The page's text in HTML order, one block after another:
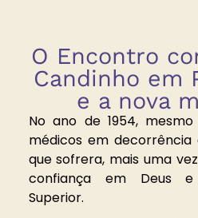
O Encontro
Candinho em
e a nova
No ano de 1954,
médicos em
que sofrera, mais uma
confiança em Deus e
Superior.